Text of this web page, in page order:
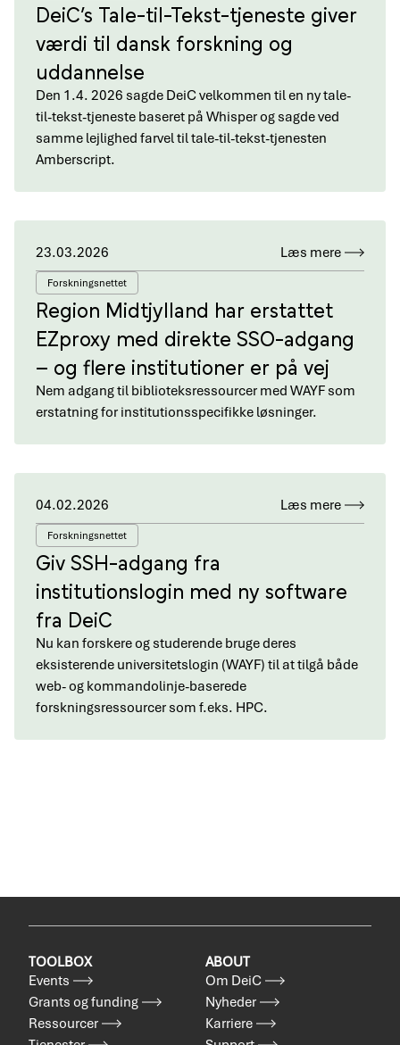
DeiC’s Tale-til-Tekst-tjeneste giver
værdi til dansk forskning og
uddannelse
Den 1.4. 2026 sagde DeiC velkommen til en ny tale-
til-tekst-tjeneste baseret på Whisper og sagde ved
samme lejlighed farvel til tale-til-tekst-tjenesten
Amberscript.
23.03.2026 Læs mere
Forskningsnettet
Region Midtjylland har erstattet
EZproxy med direkte SSO-adgang
– og flere institutioner er på vej
Nem adgang til biblioteksressourcer med WAYF som
erstatning for institutionsspecifikke løsninger.
04.02.2026 Læs mere
Forskningsnettet
Giv SSH-adgang fra
institutionslogin med ny software
fra DeiC
Nu kan forskere og studerende bruge deres
eksisterende universitetslogin (WAYF) til at tilgå både
web- og kommandolinje-baserede
forskningsressourcer som f.eks. HPC.
TOOLBOX
Events
Grants og funding
Ressourcer
ABOUT
Om DeiC
Nyheder
Karriere